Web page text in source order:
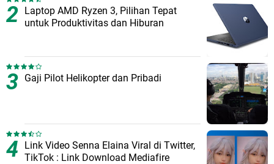
Laptop AMD Ryzen 3, Pilihan Tepat
untuk Produktivitas dan Hiburan
Gaji Pilot Helikopter dan Pribadi
Link Video Senna Elaina Viral di Twitter,
TikTok : Link Download Mediafire